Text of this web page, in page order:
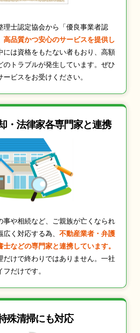
理士認定協会から「優良事業者認
高品質かつ安心のサービスを提供し
には資格をもたない者もおり、高額
のトラブルが発生しています。ぜひ
ビスをお受けください。
・法律家各専門家と連携
事や相続など、ご親族が亡くなられ
く対応する為、 不動産業者・弁護
などの専門家と連携しています。
だけで終わりではありません。一社
だけです。
殊清掃にも対応